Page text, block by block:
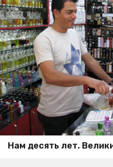
Нам десять лет.